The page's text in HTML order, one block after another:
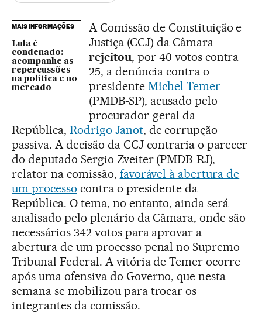
MAIS INFORMAÇÕES
Lula é
condenado:
acompanhe as
repercussões
na política e no
mercado
A Comissão de Constituição e
Justiça (CCJ) da Câmara
rejeitou, por 40 votos contra
25, a denúncia contra o
presidente Michel Temer
(PMDB-SP), acusado pelo
procurador-geral da
República, Rodrigo Janot, de corrupção
passiva. A decisão da CCJ contraria o parecer
do deputado Sergio Zveiter (PMDB-RJ),
relator na comissão, favorável à abertura de
um processo contra o presidente da
República. O tema, no entanto, ainda será
analisado pelo plenário da Câmara, onde são
necessários 342 votos para aprovar a
abertura de um processo penal no Supremo
Tribunal Federal. A vitória de Temer ocorre
após uma ofensiva do Governo, que nesta
semana se mobilizou para trocar os
integrantes da comissão.